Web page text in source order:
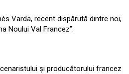
Varda, recent dispărută dintre noi,
Val Francez’’.
și producătorului francez